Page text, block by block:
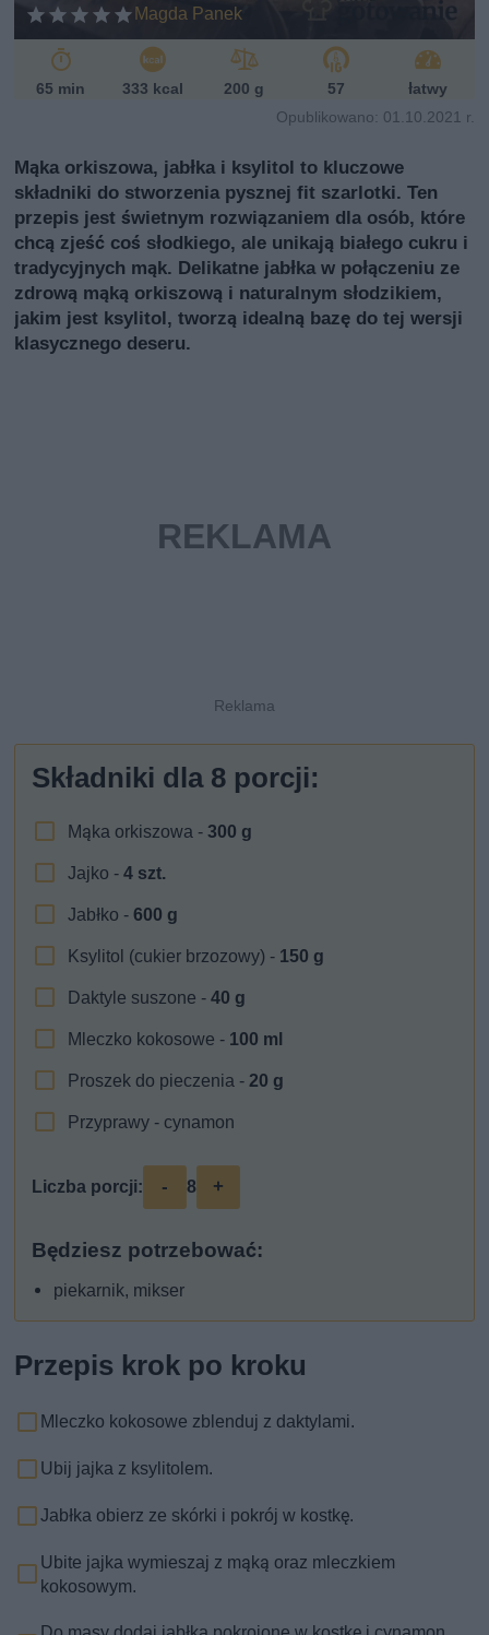
Magda Panek
i
65 min 333 kcal 200 g 57
łatwy
Opublikowano: 01.10.2021 r.
Mąka orkiszowa, jabłka i ksylitol to kluczowe
składniki do stworzenia pysznej fit szarlotki. Ten
przepis jest świetnym rozwiązaniem dla osób, które
chcą zjeść coś słodkiego, ale unikają białego cukru i
tradycyjnych mąk. Delikatne jabłka w połączeniu ze
zdrową mąką orkiszową i naturalnym słodzikiem,
jakim jest ksylitol, tworzą idealną bazę do tej wersji
klasycznego deseru.
Składniki dla 8 porcji:
Mąka orkiszowa -300 g
Jajko -4 szt.
Jabłko -600 g
Ksylitol (cukier brzozowy) - 150 g
Daktyle suszone -40 g
Mleczko kokosowe - 100 ml
Proszek do pieczenia -20 g
Przyprawy - cynamon
Liczba porcji: - 8 +
Będziesz potrzebować:
piekarnik, mikser
Przepis krok po kroku
Mleczko kokosowe zblenduj z daktylami.
Ubij jajka z ksylitolem.
Jabłka obierz ze skórki i pokrój w kostkę.
Ubite jajka wymieszaj z mąką oraz mleczkiem
kokosowym.